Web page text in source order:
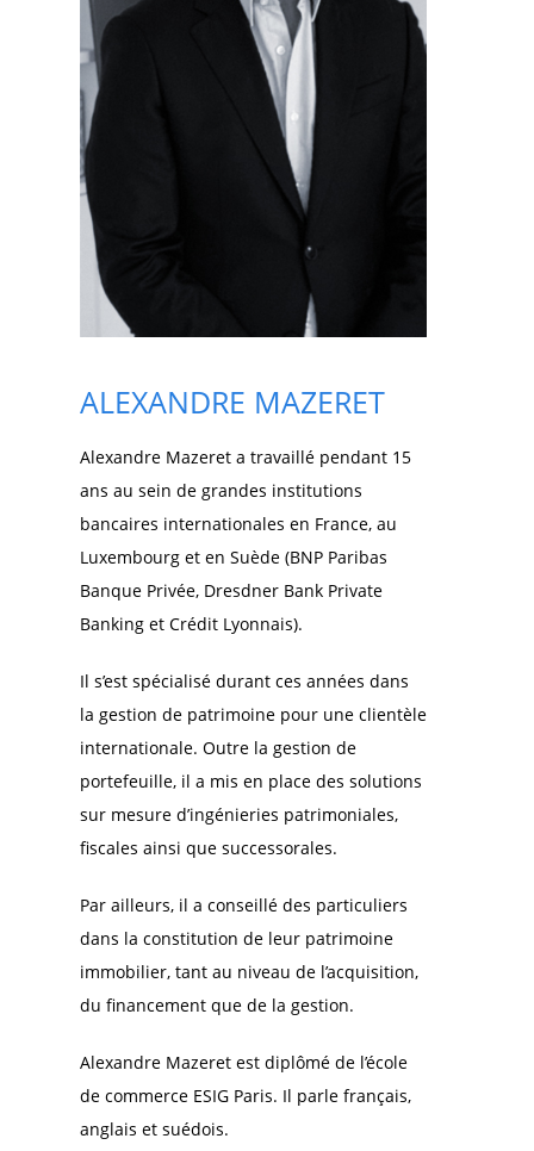
ALEXANDRE MAZERET
Alexandre Mazeret a travaillé pendant 15
ans au sein de grandes institutions
bancaires internationales en France, au
Luxembourg et en Suède (BNP Paribas
Banque Privée, Dresdner Bank Private
Banking et Crédit Lyonnais).
Il s’est spécialisé durant ces années dans
la gestion de patrimoine pour une clientèle
internationale. Outre la gestion de
portefeuille, il a mis en place des solutions
sur mesure d’ingénieries patrimoniales,
fiscales ainsi que successorales.
Par ailleurs, il a conseillé des particuliers
dans la constitution de leur patrimoine
immobilier, tant au niveau de l’acquisition,
du financement que de la gestion.
Alexandre Mazeret est diplômé de l’école
de commerce ESIG Paris. Il parle français,
anglais et suédois.